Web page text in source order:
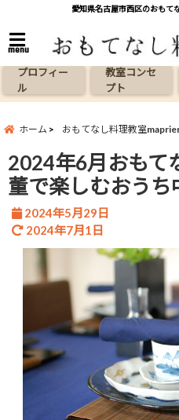
愛知県名古屋市西区のおもて
menu
プロフィー
ル
教室コンセ
プト
ホーム おもてなし料理教室
2024年6月おもて
董で楽しむおう
2024年5月29日
2024年7月1日